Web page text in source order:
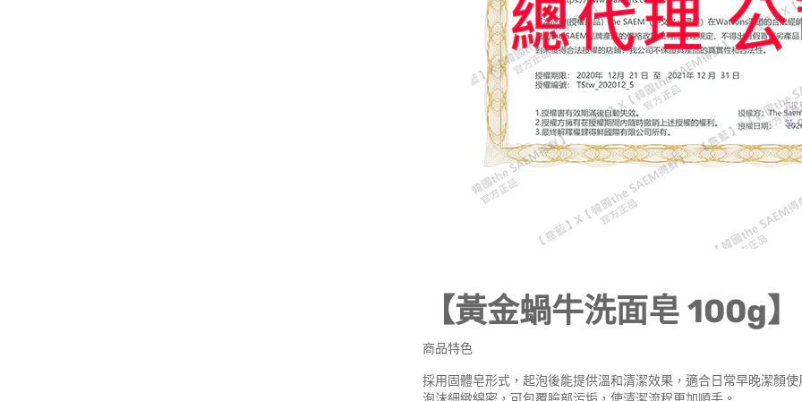
【黃金蝸牛洗面皂 100g】
商品特色
採用固體皂形式，起泡後能提供溫和清潔效果，適合日常早晚潔顏使